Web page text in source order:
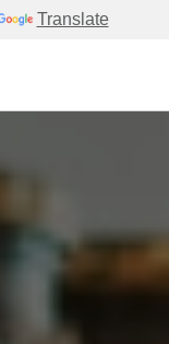
Translate